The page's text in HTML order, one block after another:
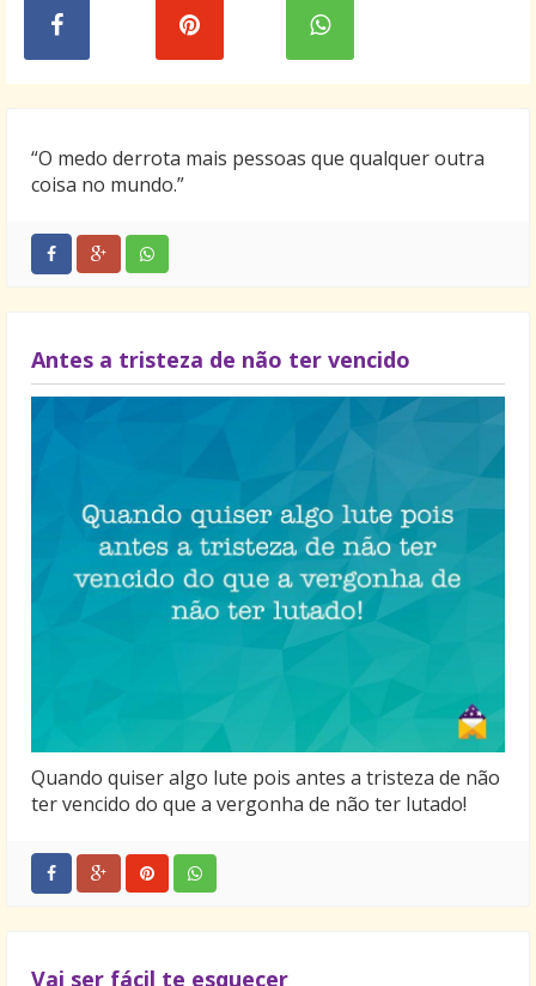
“O medo derrota mais pessoas que qualquer outra
coisa no mundo.”
Antes a tristeza de não ter vencido
Quando quiser algo lute pois antes a tristeza de não
ter vencido do que a vergonha de não ter lutado!
Vai ser fácil te esquecer